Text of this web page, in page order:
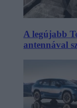
A legújabb
antennával